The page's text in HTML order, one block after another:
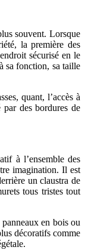
souvent. Lorsque
la première des
sécurisé en le
sa fonction, sa taille
quant, l’accès à
des bordures de
à l’ensemble des
imagination. Il est
un claustra de
tous tristes tout
en bois ou
décoratifs comme